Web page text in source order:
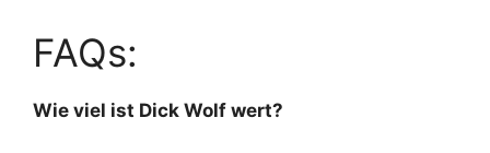
FAQs:
Wie viel ist Dick Wolf wert?